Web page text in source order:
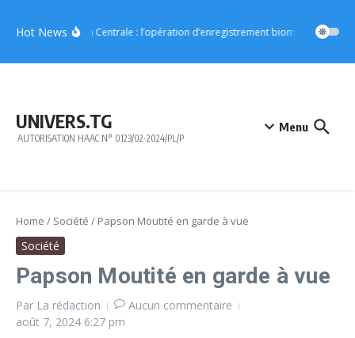
Hot NewsRégion Centrale : l’opération d’enregistrement biométrique
UNIVERS.TG
AUTORISATION HAAC N° 0123/02-2024/PL/P
Menu
Home / Société / Papson Moutité en garde à vue
Société
Papson Moutité en garde à vue
Par La rédaction
Aucun commentaire
août 7, 2024 6:27 pm